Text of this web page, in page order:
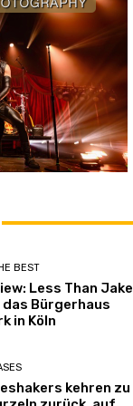
BEST
Less Than Jake
Bürgerhaus
in Köln
kehren zu